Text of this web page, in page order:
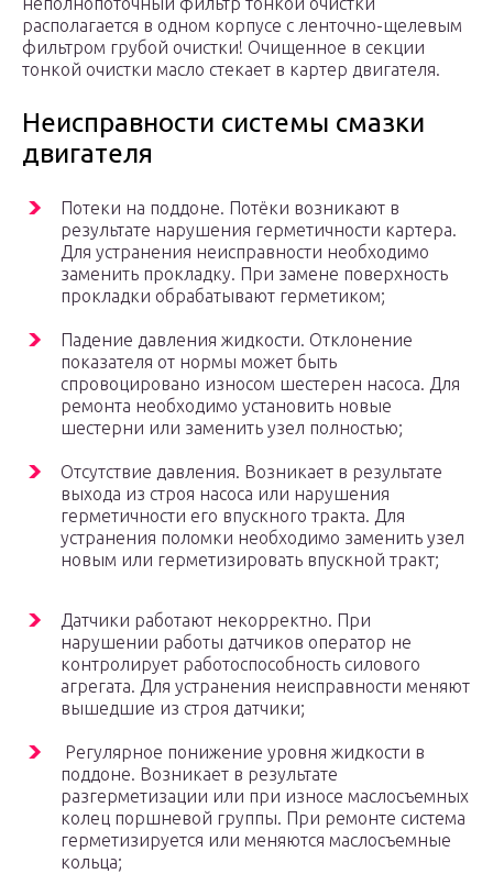
располагается в одном корпусе с ленточно-щелевым
фильтром грубой очистки! Очищенное в секции
тонкой очистки масло стекает в картер двигателя.
Неисправности системы смазки
двигателя
Потеки на поддоне. Потёки возникают в
результате нарушения герметичности картера.
Для устранения неисправности необходимо
заменить прокладку. При замене поверхность
прокладки обрабатывают герметиком;
Падение давления жидкости. Отклонение
показателя от нормы может быть
спровоцировано износом шестерен насоса. Для
ремонта необходимо установить новые
шестерни или заменить узел полностью;
Отсутствие давления. Возникает в результате
выхода из строя насоса или нарушения
герметичности его впускного тракта. Для
устранения поломки необходимо заменить узел
новым или герметизировать впускной тракт;
Датчики работают некорректно. При
нарушении работы датчиков оператор не
контролирует работоспособность силового
агрегата. Для устранения неисправности меняют
вышедшие из строя датчики;
Регулярное понижение уровня жидкости в
поддоне. Возникает в результате
разгерметизации или при износе маслосъемных
колец поршневой группы. При ремонте система
герметизируется или меняются маслосъемные
кольца;